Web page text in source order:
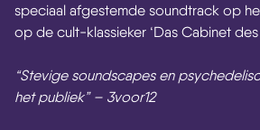
speciaal afgestemde soundtrack op
op de cult-klassieker ‘Das Cabinet des
“Stevige soundscapes en
het publiek” – 3voor12